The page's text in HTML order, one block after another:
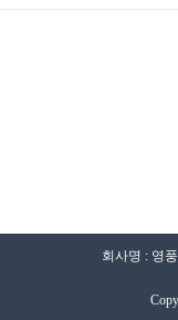
회사명 : 영